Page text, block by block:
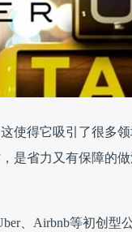
使得它吸引了很多
是省力又有保障的
、Airbnb等初创型